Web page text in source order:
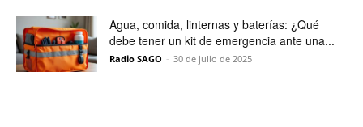
Agua, comida, linternas y baterías: ¿Qué
debe tener un kit de emergencia ante una...
Radio SAGO - 30 de julio de 2025